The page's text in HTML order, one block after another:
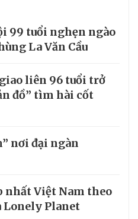
99 tuổi nghẹn ngào
La Văn Cầu
liên 96 tuổi trở
đồ” tìm hài cốt
nơi đại ngàn
nhất Việt Nam theo
Lonely Planet